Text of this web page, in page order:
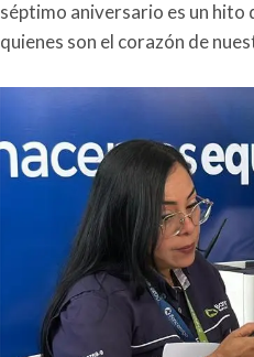
séptimo aniversario es un
quienes son el corazón de